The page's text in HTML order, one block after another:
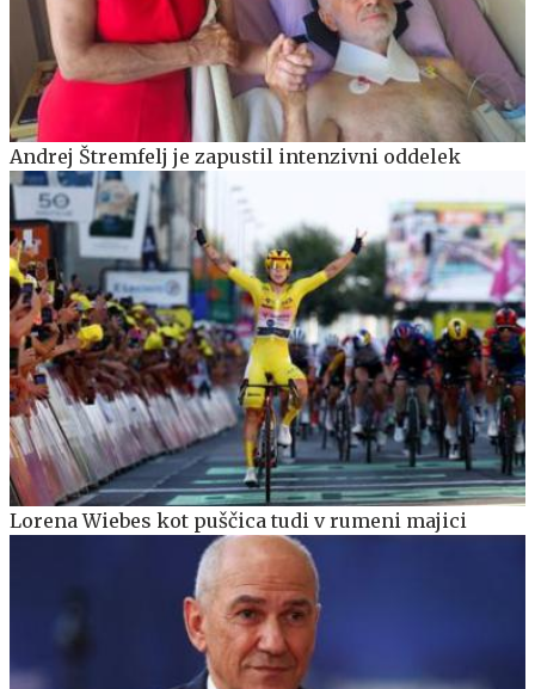
Andrej Štremfelj je zapustil intenzivni oddelek
Lorena Wiebes kot puščica tudi v rumeni majici